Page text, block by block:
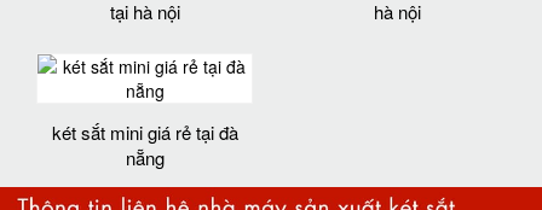
tại hà nội
hà nội
két sắt mini giá rẻ tại đà
nẵng